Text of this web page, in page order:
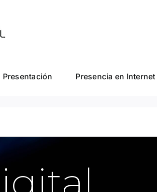
Presentación Presencia en Internet